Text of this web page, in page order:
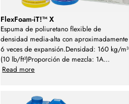
FlexFoam-iT!™ X
Espuma de poliuretano flexible de
densidad media-alta con aproximadamente
6 veces de expansión.Densidad: 160 kg/m³
(10 lb/ft³)Proporción de mezcla: 1A...
Read more